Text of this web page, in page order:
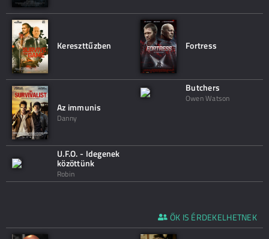
Kereszttűzben Fortress
Az immunis
Danny
Butchers
Owen Watson
U.F.O. - Idegenek
közöttünk
Robin
ŐK IS ÉRDEKELHETNEK